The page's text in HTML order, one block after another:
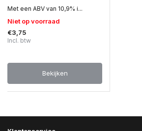
Met een ABV van 10,9% i...
Niet op voorraad
€3,75
Incl. btw
Bekijken